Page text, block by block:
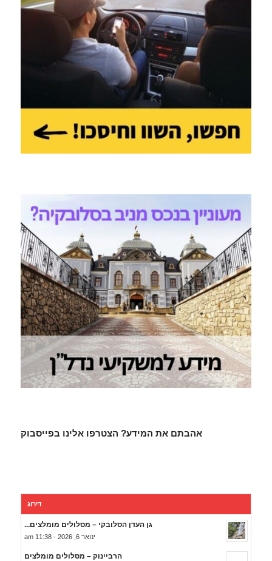
אהבתם את המידע? הצטרפו אלינו בפייסבוק
דירוג
גן העדן הסלובקי – מסלולים מומלצים...
ינואר 6, 2026 - 11:38 am
הרביינוק – מסלולים מומלצים